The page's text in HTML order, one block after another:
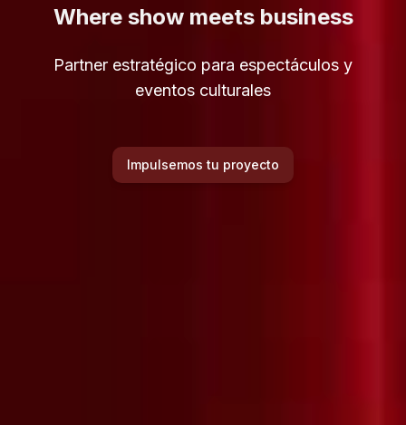
Where show meets business
Partner estratégico para espectáculos y
eventos culturales
Impulsemos tu proyecto